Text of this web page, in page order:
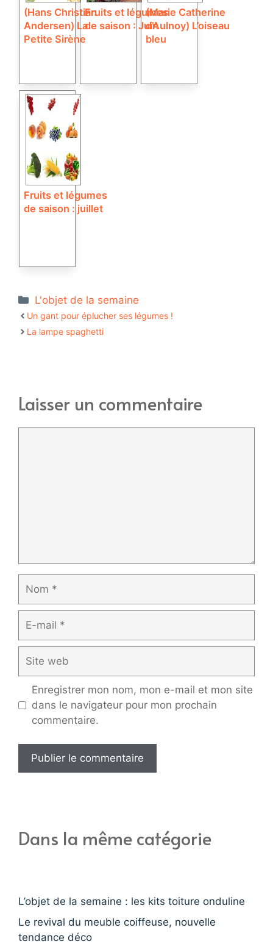
(Hans Christian
Andersen) La
Petite Sirène
Fruits et légumes
de saison : Juin
(Marie Catherine
d’Aulnoy) L’oiseau
bleu
Fruits et légumes
de saison : juillet
Catégories
L'objet de la semaine
Un gant pour éplucher ses légumes !
La lampe spaghetti
Laisser un commentaire
mail
web
Enregistrer mon nom, mon e-mail et mon site
dans le navigateur pour mon prochain
commentaire.
Dans la même catégorie
L’objet de la semaine : les kits toiture onduline
Le revival du meuble coiffeuse, nouvelle
tendance déco